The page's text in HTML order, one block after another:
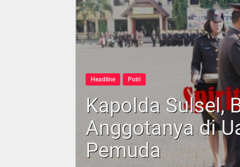
Headline Polri
Kapolda Sulsel,
Anggotanya di
Pemuda